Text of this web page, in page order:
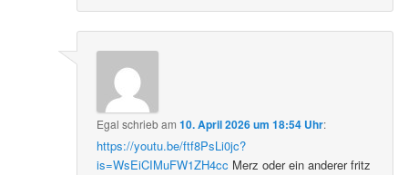
Egal schriebam10. April 2026 um 18:54 Uhr:
https://youtu.be/ftf8PsLi0jc?
is=WsEiCIMuFW1ZH4cc Merz oder ein anderer fritz